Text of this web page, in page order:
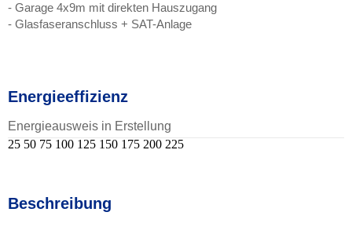
- Garage 4x9m mit direkten Hauszugang
- Glasfaseranschluss + SAT-Anlage
Energieeffizienz
Energieausweis in Erstellung
25 50 75 100 125 150 175 200 225
Beschreibung